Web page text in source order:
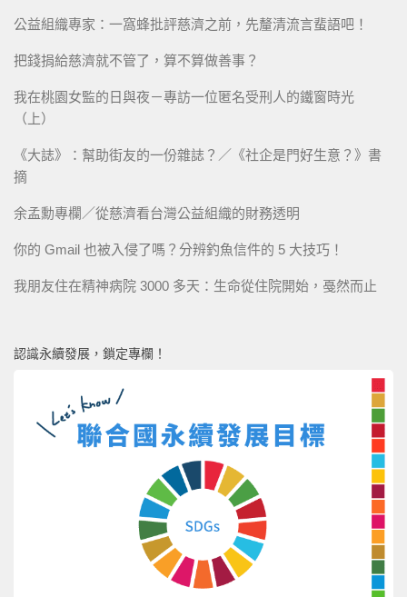
公益組織專家：一窩蜂批評慈濟之前，先釐清流言蜚語吧！
把錢捐給慈濟就不管了，算不算做善事？
我在桃園女監的日與夜－專訪一位匿名受刑人的鐵窗時光
（上）
《大誌》：幫助街友的一份雜誌？／《社企是門好生意？》書
摘
余孟勳專欄／從慈濟看台灣公益組織的財務透明
你的 Gmail 也被入侵了嗎？分辨釣魚信件的 5 大技巧！
我朋友住在精神病院 3000 多天：生命從住院開始，戞然而止
認識永續發展，鎖定專欄！